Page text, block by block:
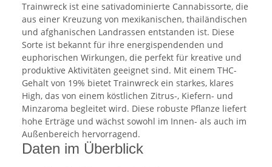
Trainwreck ist eine sativadominierte Cannabissorte, die
aus einer Kreuzung von mexikanischen, thailändischen
und afghanischen Landrassen entstanden ist. Diese
Sorte ist bekannt für ihre energispendenden und
euphorischen Wirkungen, die perfekt für kreative und
produktive Aktivitäten geeignet sind. Mit einem THC-
Gehalt von 19% bietet Trainwreck ein starkes, klares
High, das von einem köstlichen Zitrus-, Kiefern- und
Minzaroma begleitet wird. Diese robuste Pflanze liefert
hohe Erträge und wächst sowohl im Innen- als auch im
Außenbereich hervorragend.
Daten im Überblick